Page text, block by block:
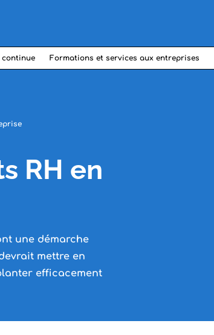
Formations et services aux entreprises
RH en
une démarche
mettre en
efficacement